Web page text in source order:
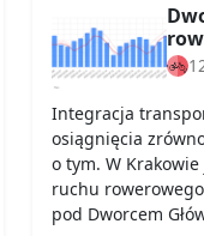
Integracja
osiągnięcia
o tym. W
ruchu
pod Dworcem